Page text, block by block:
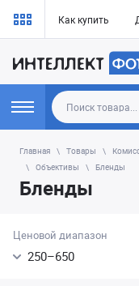
Как купить
Главная Товары
Объективы
Бленды
Бленды
Ценовой диапазон
250–650